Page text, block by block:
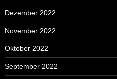
Dezember 2022
November 2022
Oktober 2022
September 2022